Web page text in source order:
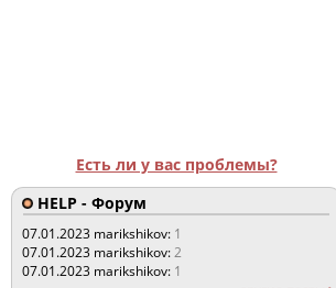
Есть ли у вас проблемы?
HELP - Форум
07.01.2023 marikshikov: 1
07.01.2023 marikshikov:2
07.01.2023 marikshikov: 1